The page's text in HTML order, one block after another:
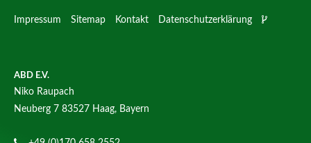
Impressum Sitemap Kontakt Datenschutzerklärung
ABD E.V.
Niko Raupach
Neuberg 7 83527 Haag, Bayern